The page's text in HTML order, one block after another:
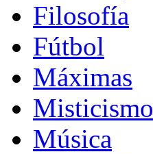
Filosofía
Fútbol
Máximas
Misticismo
Música